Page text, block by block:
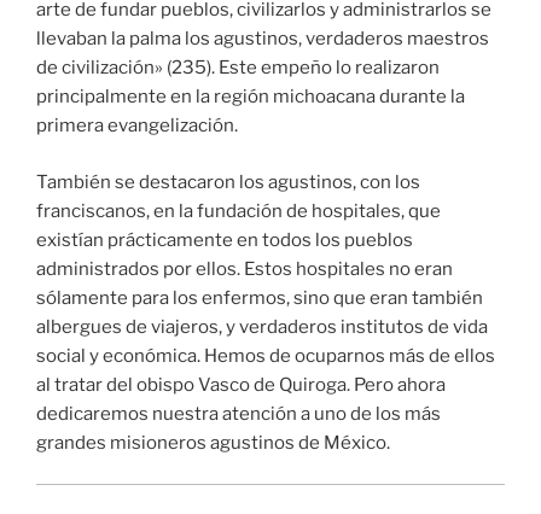
arte de fundar pueblos, civilizarlos y administrarlos se
llevaban la palma los agustinos, verdaderos maestros
de civilización» (235). Este empeño lo realizaron
principalmente en la región michoacana durante la
primera evangelización.
También se destacaron los agustinos, con los
franciscanos, en la fundación de hospitales, que
existían prácticamente en todos los pueblos
administrados por ellos. Estos hospitales no eran
sólamente para los enfermos, sino que eran también
albergues de viajeros, y verdaderos institutos de vida
social y económica. Hemos de ocuparnos más de ellos
al tratar del obispo Vasco de Quiroga. Pero ahora
dedicaremos nuestra atención a uno de los más
grandes misioneros agustinos de México.